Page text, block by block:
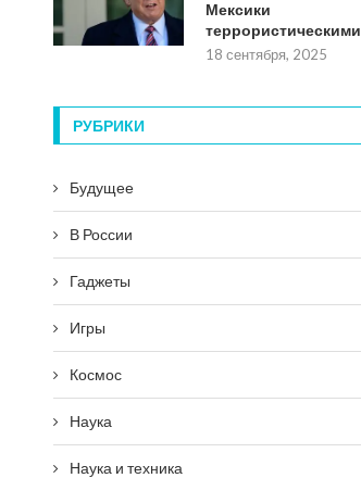
Мексики
террористическими
18 сентября, 2025
РУБРИКИ
Будущее
В России
Гаджеты
Игры
Космос
Наука
Наука и техника